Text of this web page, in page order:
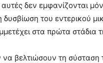
αυτές δεν εμφανίζονται
δυσβίωση του εντερικού
στα πρώτα στάδια
τη σύσταση